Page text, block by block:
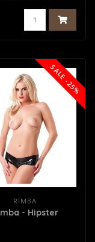
SALE -25%
RIMBA
- Hipster